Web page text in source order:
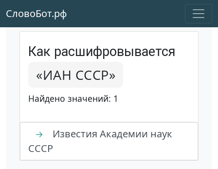
СловоБот.рф
Как расшифровывается
«ИАН СССР»
Найдено значений: 1
→
Известия Академии наук
СССР